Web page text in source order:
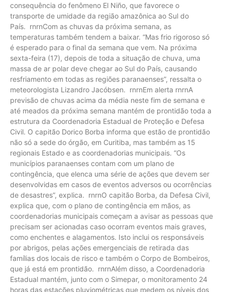
consequência do fenômeno El Niño, que favorece o
transporte de umidade da região amazônica ao Sul do
País. rnrnCom as chuvas da próxima semana, as
temperaturas também tendem a baixar. “Mas frio rigoroso só
é esperado para o final da semana que vem. Na próxima
sexta-feira (17), depois de toda a situação de chuva, uma
massa de ar polar deve chegar ao Sul do País, causando
resfriamento em todas as regiões paranaenses”, ressalta o
meteorologista Lizandro Jacóbsen. rnrnEm alerta rnrnA
previsão de chuvas acima da média neste fim de semana e
até meados da próxima semana mantém de prontidão toda a
estrutura da Coordenadoria Estadual de Proteção e Defesa
Civil. O capitão Dorico Borba informa que estão de prontidão
não só a sede do órgão, em Curitiba, mas também as 15
regionais Estado e as coordenadorias municipais. “Os
municípios paranaenses contam com um plano de
contingência, que elenca uma série de ações que devem ser
desenvolvidas em casos de eventos adversos ou ocorrências
de desastres”, explica. rnrnO capitão Borba, da Defesa Civil,
explica que, com o plano de contingência em mãos, as
coordenadorias municipais começam a avisar as pessoas que
precisam ser acionadas caso ocorram eventos mais graves,
como enchentes e alagamentos. Isto inclui os responsáveis
por abrigos, pelas ações emergenciais de retirada das
famílias dos locais de risco e também o Corpo de Bombeiros,
que já está em prontidão. rnrnAlém disso, a Coordenadoria
Estadual mantém, junto com o Simepar, o monitoramento 24
horas das estações pluviométricas que medem os níveis dos